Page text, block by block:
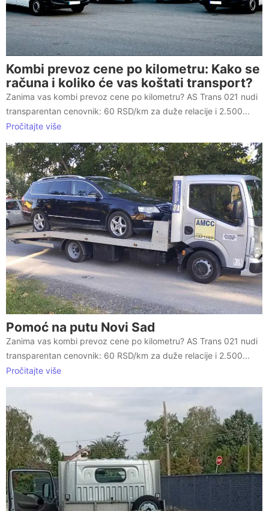
Kombi prevoz cene po kilometru: Kako se
računa i koliko će vas koštati transport?
Zanima vas kombi prevoz cene po kilometru? AS Trans 021 nudi
transparentan cenovnik: 60 RSD/km za duže relacije i 2.500...
Pročitajte više
Pomoć na putu Novi Sad
Zanima vas kombi prevoz cene po kilometru? AS Trans 021 nudi
transparentan cenovnik: 60 RSD/km za duže relacije i 2.500...
Pročitajte više